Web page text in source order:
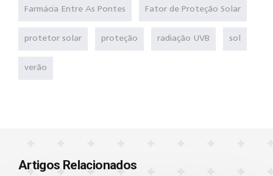
Farmácia Entre As Pontes Fator de Proteção Solar
protetor solar proteção radiação UVB sol
verão
Artigos Relacionados